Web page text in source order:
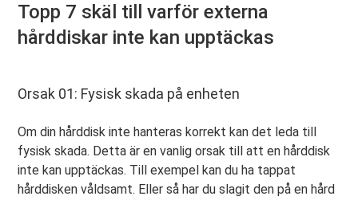
Topp 7 skäl till varför externa
hårddiskar inte kan upptäckas
Orsak 01: Fysisk skada på enheten
Om din hårddisk inte hanteras korrekt kan det leda till
fysisk skada. Detta är en vanlig orsak till att en hårddisk
inte kan upptäckas. Till exempel kan du ha tappat
hårddisken våldsamt. Eller så har du slagit den på en hård